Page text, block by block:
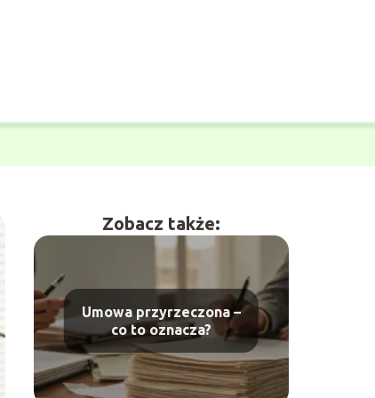
Zobacz także:
Umowa przyrzeczona –
co to oznacza?